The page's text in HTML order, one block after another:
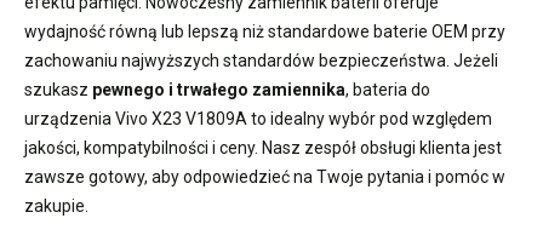
wydajność równą lub lepszą niż standardowe baterie OEM przy
zachowaniu najwyższych standardów bezpieczeństwa. Jeżeli
szukasz pewnego i trwałego zamiennika, bateria do
urządzenia Vivo X23 V1809A to idealny wybór pod względem
jakości, kompatybilności i ceny. Nasz zespół obsługi klienta jest
zawsze gotowy, aby odpowiedzieć na Twoje pytania i pomóc w
zakupie.